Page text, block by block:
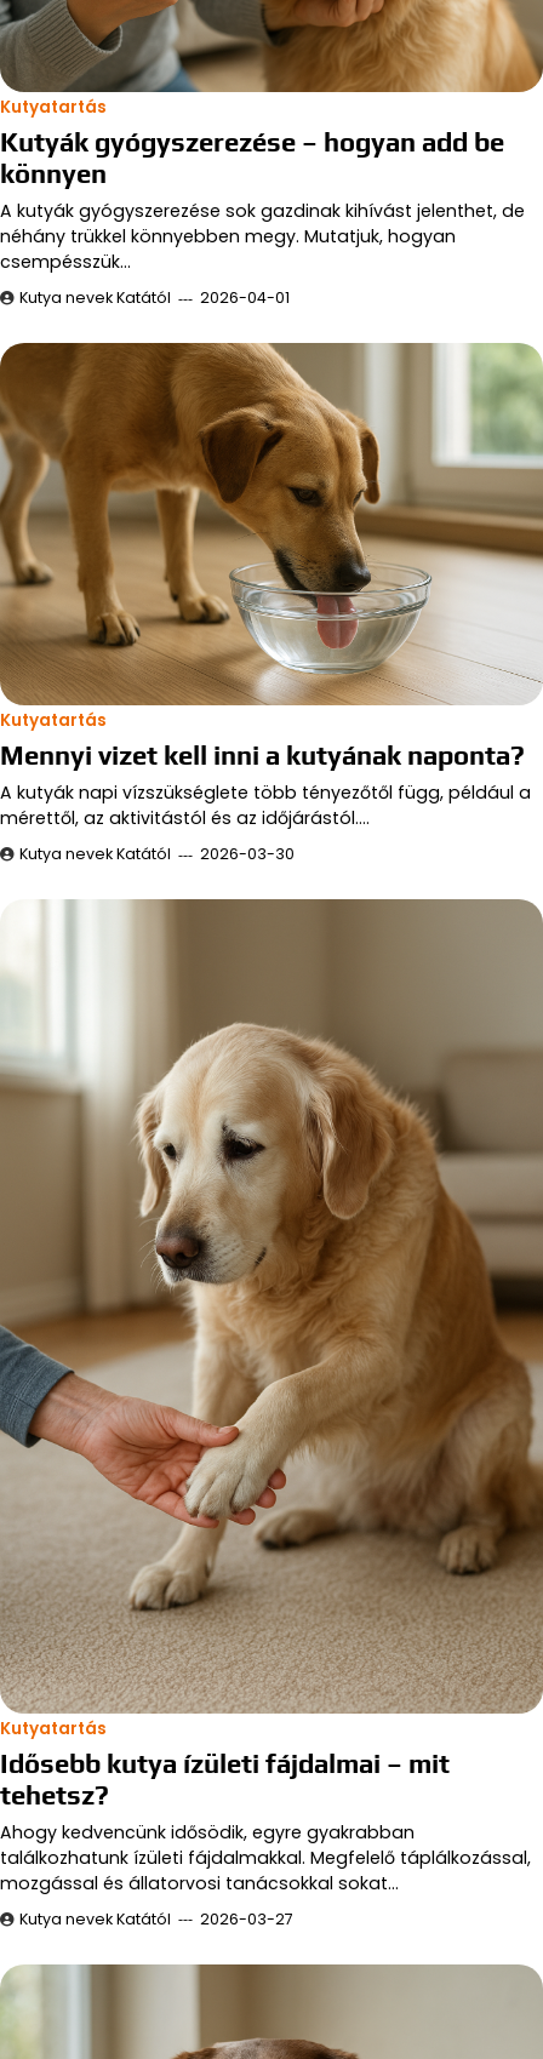
Kutyatartás
Kutyák gyógyszerezése – hogyan add be
könnyen
A kutyák gyógyszerezése sok gazdinak kihívást jelenthet, de
néhány trükkel könnyebben megy. Mutatjuk, hogyan
csempésszük…
Kutya nevek Katától 2026-04-01
Kutyatartás
Mennyi vizet kell inni a kutyának naponta?
A kutyák napi vízszükséglete több tényezőtől függ, például a
mérettől, az aktivitástól és az időjárástól.…
Kutya nevek Katától 2026-03-30
Kutyatartás
Idősebb kutya ízületi fájdalmai – mit
tehetsz?
Ahogy kedvencünk idősödik, egyre gyakrabban
találkozhatunk ízületi fájdalmakkal. Megfelelő táplálkozással,
mozgással és állatorvosi tanácsokkal sokat…
Kutya nevek Katától 2026-03-27